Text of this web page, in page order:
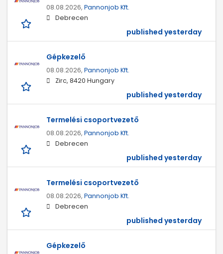
08.08.2026, Pannonjob Kft.
Debrecen
published yesterday
Gépkezelő
08.08.2026, Pannonjob Kft.
Zirc, 8420 Hungary
published yesterday
Termelési csoportvezető
08.08.2026, Pannonjob Kft.
Debrecen
published yesterday
Termelési csoportvezető
08.08.2026, Pannonjob Kft.
Debrecen
published yesterday
Gépkezelő